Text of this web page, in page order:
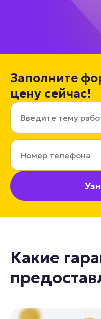
Заполните
цену сейчас!
Какие